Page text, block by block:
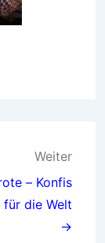
Weiter
– Konfis
die Welt
→